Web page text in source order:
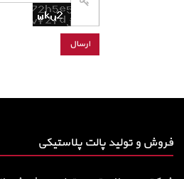
فروش و تولید پالت پلاستیکی